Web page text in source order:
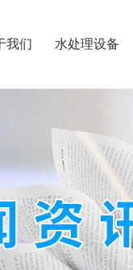
我们 水处理设备